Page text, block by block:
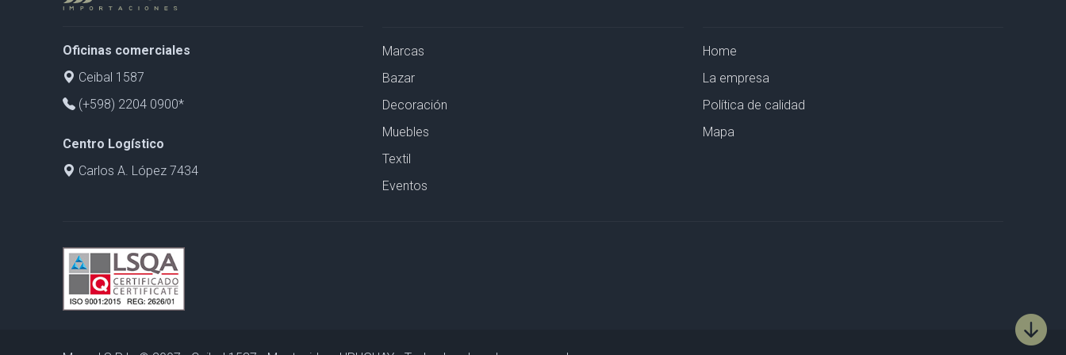
Oficinas comerciales
Ceibal 1587
(+598) 2204 0900*
Centro Logístico
Carlos A. López 7434
Marcas
Bazar
Decoración
Muebles
Textil
Eventos
Home
La empresa
Política de calidad
Mapa